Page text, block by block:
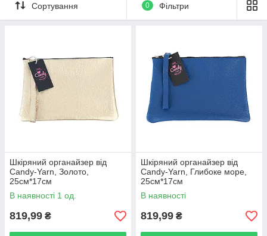
Сортування 0 Фільтри
Шкіряний органайзер від
Candy-Yarn, Золото,
25см*17см
В наявності 1 од.
819,99 ₴
Шкіряний органайзер від
Candy-Yarn, Глибоке море,
25см*17см
В наявності
819,99 ₴